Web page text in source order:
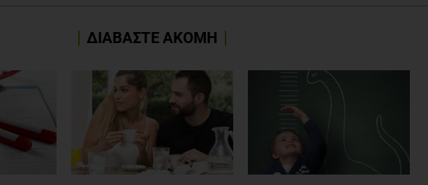
ΔΙΑΒΑΣΤΕ ΑΚΟΜΗ